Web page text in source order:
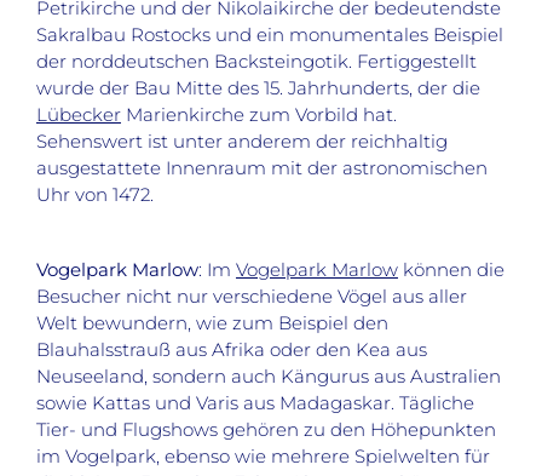
Petrikirche und der Nikolaikirche der bedeutendste
Sakralbau Rostocks und ein monumentales Beispiel
der norddeutschen Backsteingotik. Fertiggestellt
wurde der Bau Mitte des 15. Jahrhunderts, der die
LübeckerMarienkirche zum Vorbild hat.
Sehenswert ist unter anderem der reichhaltig
ausgestattete Innenraum mit der astronomischen
Uhr von 1472.
Vogelpark Marlow: Im Vogelpark Marlowkönnen die
Besucher nicht nur verschiedene Vögel aus aller
Welt bewundern, wie zum Beispiel den
Blauhalsstrauß aus Afrika oder den Kea aus
Neuseeland, sondern auch Kängurus aus Australien
sowie Kattas und Varis aus Madagaskar. Tägliche
Tier- und Flugshows gehören zu den Höhepunkten
im Vogelpark, ebenso wie mehrere Spielwelten für